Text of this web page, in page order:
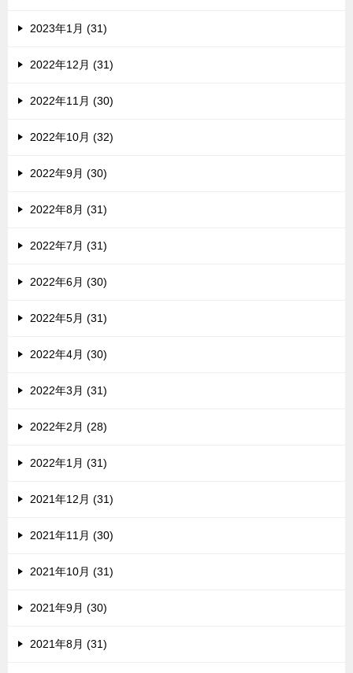
2023年1月 (31)
2022年12月 (31)
2022年11月 (30)
2022年10月 (32)
2022年9月 (30)
2022年8月 (31)
2022年7月 (31)
2022年6月 (30)
2022年5月 (31)
2022年4月 (30)
2022年3月 (31)
2022年2月 (28)
2022年1月 (31)
2021年12月 (31)
2021年11月 (30)
2021年10月 (31)
2021年9月 (30)
2021年8月 (31)